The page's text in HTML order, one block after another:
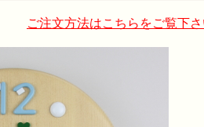
ご注文方法はこちらをご覧下